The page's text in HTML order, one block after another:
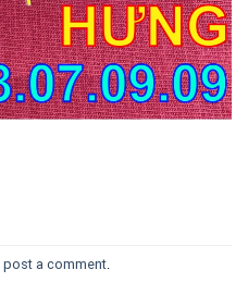
post a comment